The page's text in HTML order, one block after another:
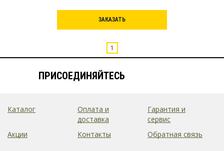
ЗАКАЗАТЬ
1
ПРИСОЕДИНЯЙТЕСЬ
Каталог
Оплата и
доставка
Гарантия и
сервис
Акции
Контакты Обратная связь